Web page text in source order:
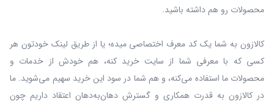
محصولات رو هم داشته باشید.
کالازون به شما یک کد معرف اختصاصی میده؛ یا از طریق لینک خودتون هر
کسی که با معرفی شما از سایت خرید کنه، هم خودش از خدمات و
محصولات ما استفاده می‌کنه، و هم شما در سود این خرید سهیم می‌شوید. ما
در کالازون به قدرت همکاری و گسترش دهان‌به‌دهان اعتقاد داریم چون